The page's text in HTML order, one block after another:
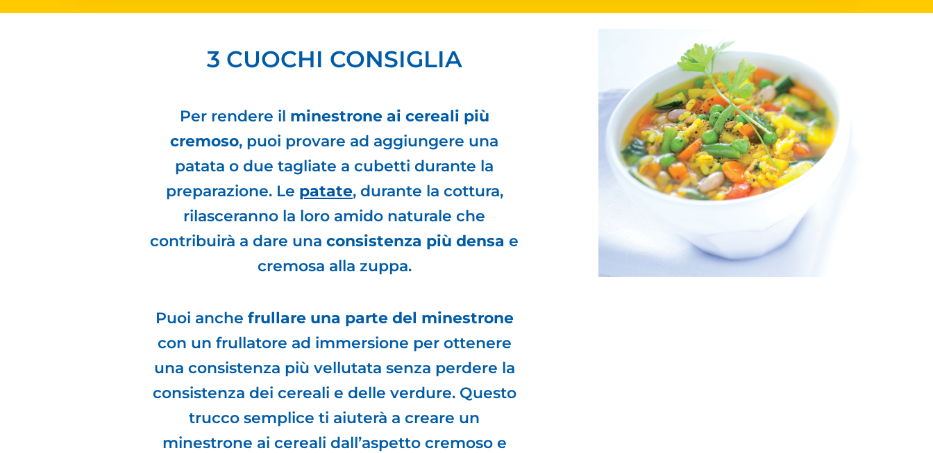
3 CUOCHI CONSIGLIA
Per rendere il minestrone ai cereali più
cremoso, puoi provare ad aggiungere una
patata o due tagliate a cubetti durante la
preparazione. Le patate, durante la cottura,
rilasceranno la loro amido naturale che
contribuirà a dare unaconsistenza più densa e
cremosa alla zuppa.
Puoi anche frullare una parte del minestrone
con un frullatore ad immersione per ottenere
una consistenza più vellutata senza perdere la
consistenza dei cereali e delle verdure. Questo
trucco semplice ti aiuterà a creare un
minestrone ai cereali dall’aspetto cremoso e